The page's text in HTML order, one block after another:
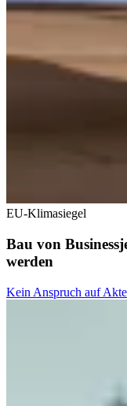
EU-Klimasiegel
Bau von
werden
Kein Anspruch auf